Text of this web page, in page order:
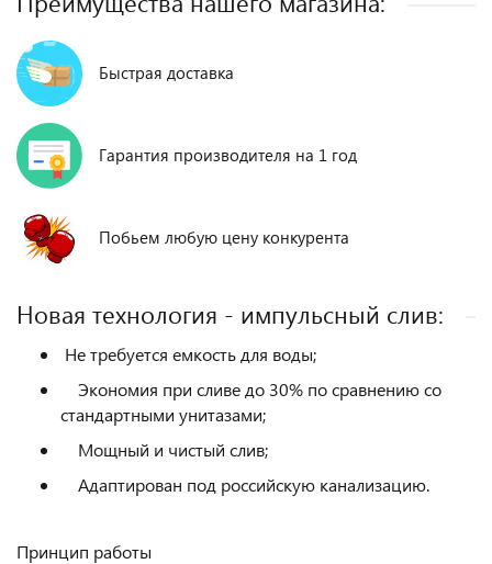
Быстрая доставка
Гарантия производителя на 1 год
Побьем любую цену конкурента
Новая технология - импульсный слив:
Не требуется емкость для воды;
Экономия при сливе до 30% по сравнению со
стандартными унитазами;
Мощный и чистый слив;
Адаптирован под российскую канализацию.
Принцип работы